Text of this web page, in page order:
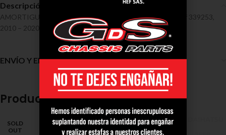
Descripción
AMORTIGUADORES / MITSUBISHI / ASX 2.0 [RVR III] Ref 339253,
2010 – 2020
ENVÍO Y ENTREGA
Productos relacionados
SOLD
OUT